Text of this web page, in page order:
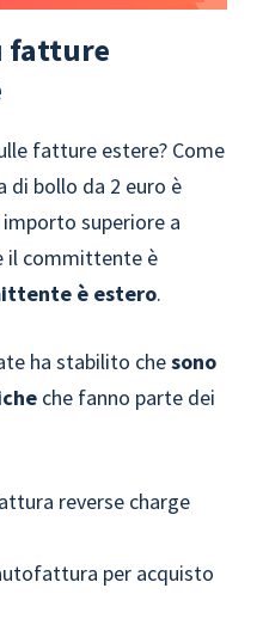
fatture
fatture estere? Come
di bollo da 2 euro è
superiore a
il committente è
è estero.
ha stabilito chesono
che fanno parte dei
reverse charge
per acquisto